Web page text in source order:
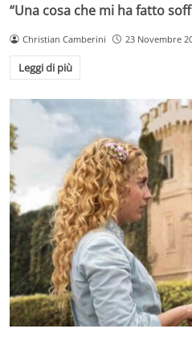
“Una cosa che mi ha fatto
Christian Camberini 23 Novembre
Leggi di più